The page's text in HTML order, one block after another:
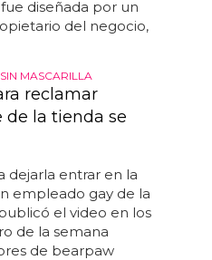
diseñada por un
del negocio,
MASCARILLA
reclamar
la tienda se
dejarla entrar en la
empleado gay de la
el video en los
de la semana
de bearpaw